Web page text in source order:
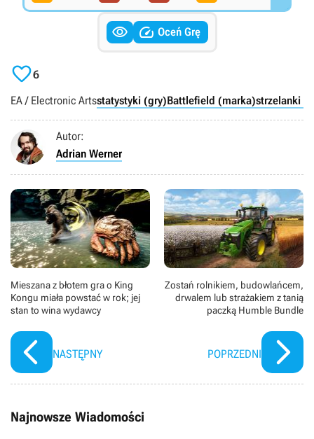
  Oceń Grę
6
EA / Electronic Artsstatystyki (gry)Battlefield (marka)strzelanki
Autor:
Adrian Werner
Mieszana z błotem gra o King
Kongu miała powstać w rok; jej
stan to wina wydawcy
NASTĘPNY
Zostań rolnikiem, budowlańcem,
drwalem lub strażakiem z tanią
paczką Humble Bundle
POPRZEDNI
Najnowsze Wiadomości